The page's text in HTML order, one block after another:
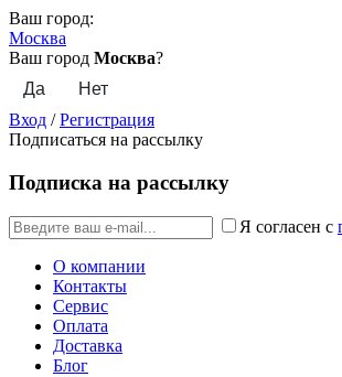
Ваш город:
Москва
Ваш город Москва?
Вход /Регистрация
Подписаться на рассылку
Подписка на рассылку
Я согласен с
О компании
Контакты
Сервис
Оплата
Доставка
Блог